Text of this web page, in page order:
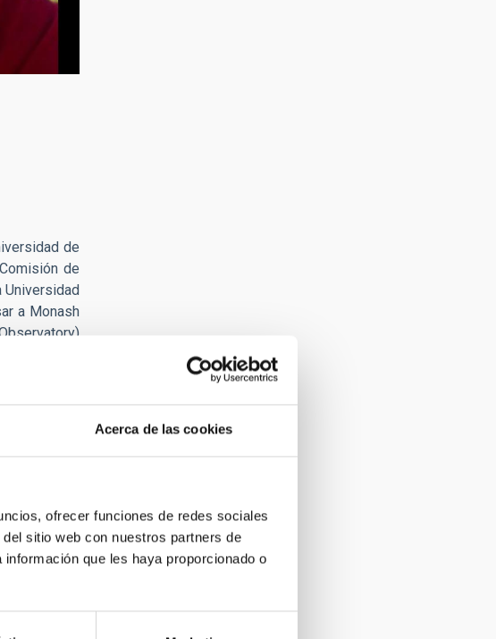
Acerca de las cookies
ofrecer funciones de redes sociales
sitio web con nuestros partners de
que les haya proporcionado o
de
de
Universidad
a Monash
solar. Es
aplicación
y la teoría
de onda;
rápido a